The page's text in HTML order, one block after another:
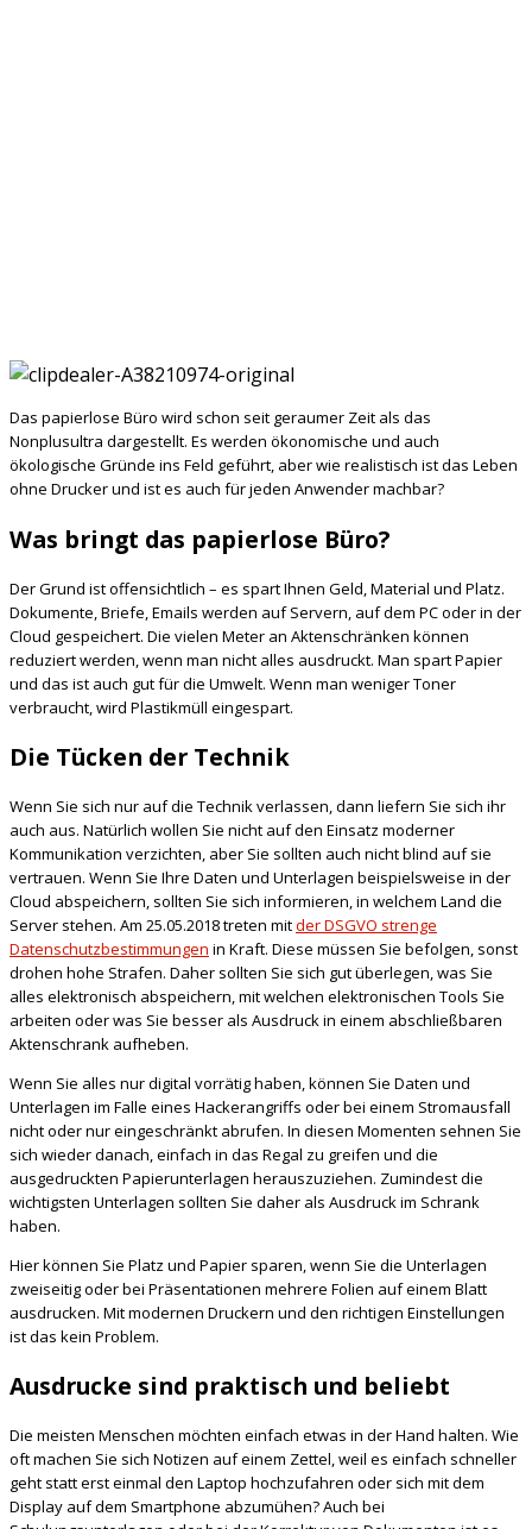
Das papierlose Büro wird schon seit geraumer Zeit als das
Nonplusultra dargestellt. Es werden ökonomische und auch
ökologische Gründe ins Feld geführt, aber wie realistisch ist das Leben
ohne Drucker und ist es auch für jeden Anwender machbar?
Was bringt das papierlose Büro?
Der Grund ist offensichtlich – es spart Ihnen Geld, Material und Platz.
Dokumente, Briefe, Emails werden auf Servern, auf dem PC oder in der
Cloud gespeichert. Die vielen Meter an Aktenschränken können
reduziert werden, wenn man nicht alles ausdruckt. Man spart Papier
und das ist auch gut für die Umwelt. Wenn man weniger Toner
verbraucht, wird Plastikmüll eingespart.
Die Tücken der Technik
Wenn Sie sich nur auf die Technik verlassen, dann liefern Sie sich ihr
auch aus. Natürlich wollen Sie nicht auf den Einsatz moderner
Kommunikation verzichten, aber Sie sollten auch nicht blind auf sie
vertrauen. Wenn Sie Ihre Daten und Unterlagen beispielsweise in der
Cloud abspeichern, sollten Sie sich informieren, in welchem Land die
Server stehen. Am 25.05.2018 treten mitder DSGVO strenge
Datenschutzbestimmungen in Kraft. Diese müssen Sie befolgen, sonst
drohen hohe Strafen. Daher sollten Sie sich gut überlegen, was Sie
alles elektronisch abspeichern, mit welchen elektronischen Tools Sie
arbeiten oder was Sie besser als Ausdruck in einem abschließbaren
Aktenschrank aufheben.
Wenn Sie alles nur digital vorrätig haben, können Sie Daten und
Unterlagen im Falle eines Hackerangriffs oder bei einem Stromausfall
nicht oder nur eingeschränkt abrufen. In diesen Momenten sehnen Sie
sich wieder danach, einfach in das Regal zu greifen und die
ausgedruckten Papierunterlagen herauszuziehen. Zumindest die
wichtigsten Unterlagen sollten Sie daher als Ausdruck im Schrank
haben.
Hier können Sie Platz und Papier sparen, wenn Sie die Unterlagen
zweiseitig oder bei Präsentationen mehrere Folien auf einem Blatt
ausdrucken. Mit modernen Druckern und den richtigen Einstellungen
ist das kein Problem.
Ausdrucke sind praktisch und beliebt
Die meisten Menschen möchten einfach etwas in der Hand halten. Wie
oft machen Sie sich Notizen auf einem Zettel, weil es einfach schneller
geht statt erst einmal den Laptop hochzufahren oder sich mit dem
Display auf dem Smartphone abzumühen? Auch bei